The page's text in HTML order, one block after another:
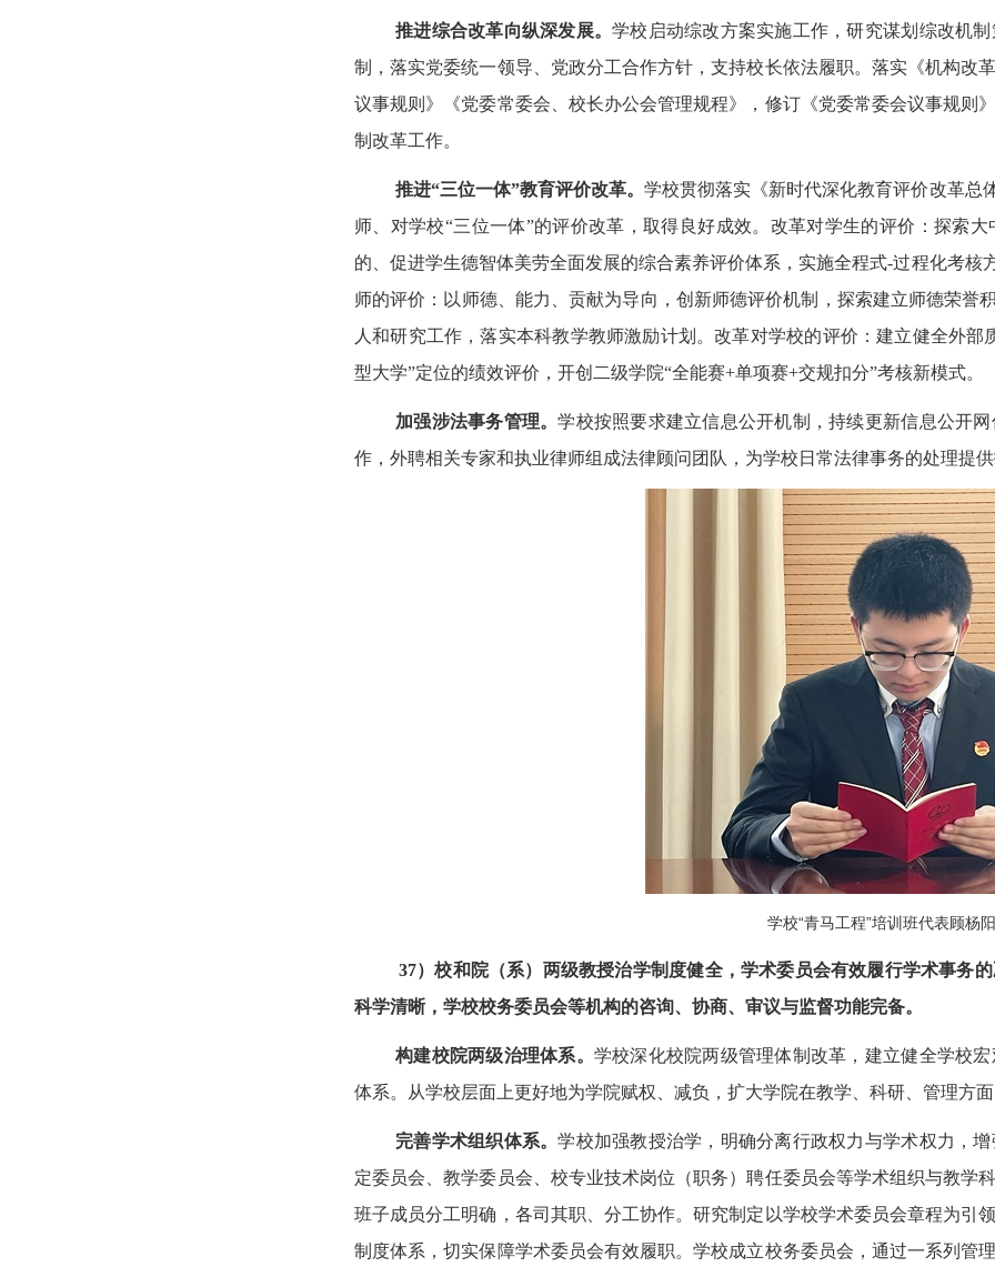
推进综合改革向纵深发展。学校启动综改方案实施工作，研究谋划综改机
制，落实党委统一领导、党政分工合作方针，支持校长依法履职。落实《机构改
议事规则》《党委常委会、校长办公会管理规程》，修订《党委常委会议事规则
制改革工作。
推进“三位一体”教育评价改革。学校贯彻落实《新时代深化教育评价改革总
师、对学校“三位一体”的评价改革，取得良好成效。改革对学生的评价：探索
的、促进学生德智体美劳全面发展的综合素养评价体系，实施全程式-过程化考
师的评价：以师德、能力、贡献为导向，创新师德评价机制，探索建立师德荣誉
人和研究工作，落实本科教学教师激励计划。改革对学校的评价：建立健全外
型大学”定位的绩效评价，开创二级学院“全能赛+单项赛+交规扣分”考核新模式。
加强涉法事务管理。学校按照要求建立信息公开机制，持续更新信息公开
作，外聘相关专家和执业律师组成法律顾问团队，为学校日常法律事务的处理提
学校“青马工程”培训班代表顾杨
37）校和院（系）两级教授治学制度健全，学术委员会有效履行学术事务
科学清晰，学校校务委员会等机构的咨询、协商、审议与监督功能完备。
构建校院两级治理体系。 学校深化校院两级管理体制改革，建立健全学校
体系。从学校层面上更好地为学院赋权、减负，扩大学院在教学、科研、管理方
完善学术组织体系。学校加强教授治学，明确分离行政权力与学术权力，
定委员会、教学委员会、校专业技术岗位（职务）聘任委员会等学术组织与教学
班子成员分工明确，各司其职、分工协作。研究制定以学校学术委员会章程为引
制度体系，切实保障学术委员会有效履职。学校成立校务委员会，通过一系列管